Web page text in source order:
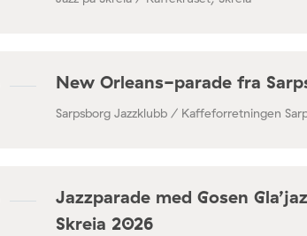
New Orleans-parade fra
Sarpsborg Jazzklubb / Kaffeforretningen
Jazzparade med Gosen
Skreia 2026